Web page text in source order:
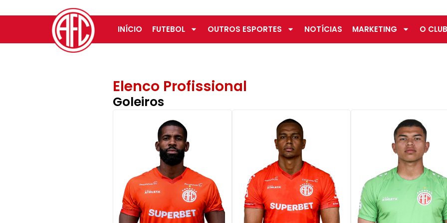
INÍCIO FUTEBOL OUTROS ESPORTES NOTÍCIAS MARKETING O
Elenco Profissional
Goleiros